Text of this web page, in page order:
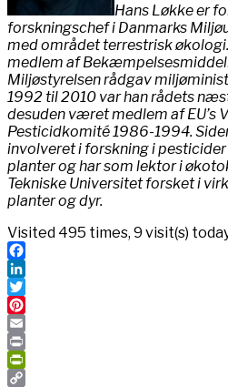
Hans Løkke er
forskningschef i Danmarks
med området terrestrisk
medlem af
Miljøstyrelsen rådgav
1992 til 2010 var han rådets
desuden været medlem af EU’s
Pesticidkomité 1986-1994.
involveret i forskning i
planter og har som lektor i
Tekniske Universitet forsket i
planter og dyr.
Visited 495 times, 9 visit(s)
Facebook
LinkedIn
Twitter
Pinterest
Email
Print
PrintFriendly